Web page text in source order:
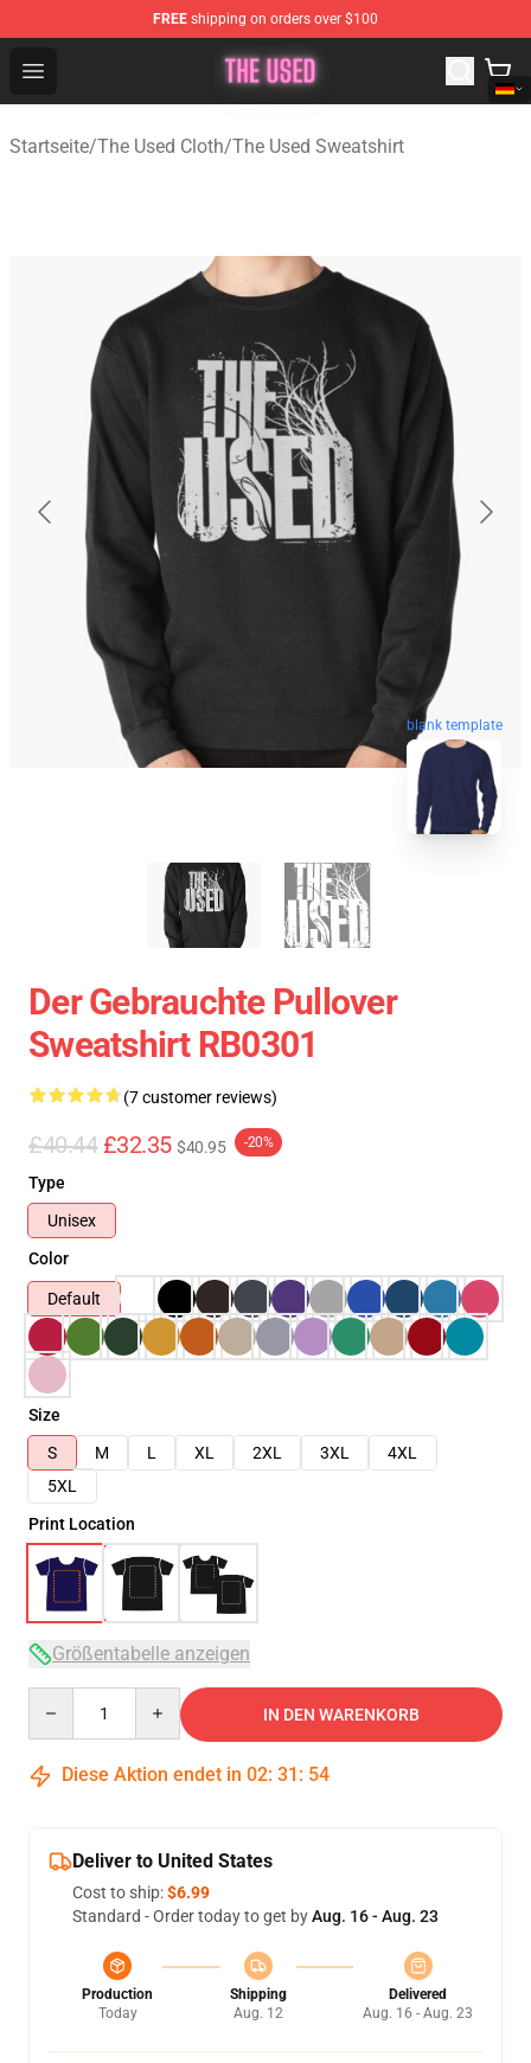
FREE shipping on orders over $100
Open menu
The Used Store - Official The Used Merchandise Shop
Startseite/The Used Cloth/The Used Sweatshirt
blank template
Der Gebrauchte Pullover
Sweatshirt RB0301
(7 customer reviews)
£40.44 £32.35 $40.95 -20%
Type
Unisex
Color
Default
Size
S
M L XL 2XL 3XL
4XL
5XL
Print Location
Größentabelle anzeigen
IN DEN WARENKORB
Diese Aktion endet in 02: 31 : 54
Deliver to United States
Cost to ship:$6.99
Standard - Order today to get byAug. 16 - Aug. 23
Production
Today
Shipping
Aug. 12
Delivered
Aug. 16 - Aug. 23